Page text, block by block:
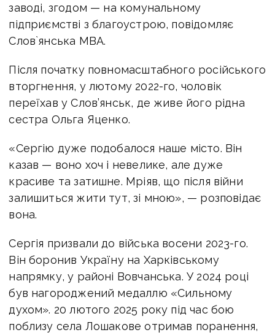
заводі, згодом — на комунальному
підприємстві з благоустрою, повідомляє
Слов`янська МВА.
Після початку повномасштабного російського
вторгнення, у лютому 2022-го, чоловік
переїхав у Слов’янськ, де живе його рідна
сестра Ольга Яценко.
«Сергію дуже подобалося наше місто. Він
казав — воно хоч і невелике, але дуже
красиве та затишне. Мріяв, що після війни
залишиться жити тут, зі мною», — розповідає
вона.
Сергія призвали до війська восени 2023-го.
Він боронив Україну на Харківському
напрямку, у районі Вовчанська. У 2024 році
був нагороджений медаллю «Сильному
духом». 20 лютого 2025 року під час бою
поблизу села Лошакове отримав поранення,